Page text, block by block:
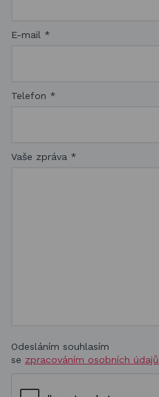
E-mail *
Telefon *
Vaše zpráva *
Odesláním souhlasím
se zpracováním osobních údajů